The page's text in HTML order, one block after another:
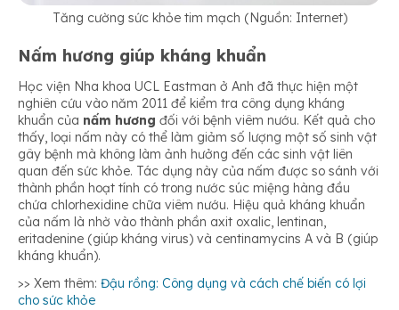
Tăng cường sức khỏe tim mạch (Nguồn: Internet)
Nấm hương giúp kháng khuẩn
Học viện Nha khoa UCL Eastman ở Anh đã thực hiện một
nghiên cứu vào năm 2011 để kiểm tra công dụng kháng
khuẩn của nấm hương đối với bệnh viêm nướu. Kết quả cho
thấy, loại nấm này có thể làm giảm số lượng một số sinh vật
gây bệnh mà không làm ảnh hưởng đến các sinh vật liên
quan đến sức khỏe. Tác dụng này của nấm được so sánh với
thành phần hoạt tính có trong nước súc miệng hàng đầu
chứa chlorhexidine chữa viêm nướu. Hiệu quả kháng khuẩn
của nấm là nhờ vào thành phần axit oxalic, lentinan,
eritadenine (giúp kháng virus) và centinamycins A và B (giúp
kháng khuẩn).
>> Xem thêm: Đậu rồng: Công dụng và cách chế biến có lợi
cho sức khỏe